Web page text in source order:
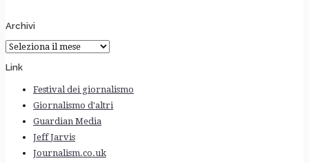
Archivi
Archivi
Link
Festival dei giornalismo
Giornalismo d'altri
Guardian Media
Jeff Jarvis
Journalism.co.uk